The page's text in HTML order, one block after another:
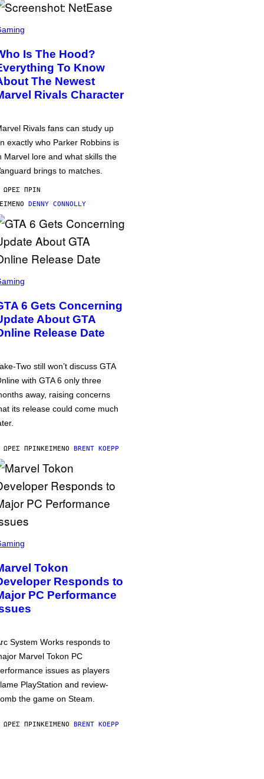
Is The Hood?
To Know
The Newest
Rivals Character
Rivals fans can study up
exactly who Parker Robbins is
Marvel lore and what skills the
brings to matches.
ΏΡΕΣ ΠΡΙΝ
DENNY CONNOLLY
6 Gets Concerning
About GTA
Release Date
Two still won’t discuss GTA
with GTA 6 only three
away, raising concerns
its release could come much
ΏΡΕΣ ΠΡΙΝΚΕΊΜΕΝΟ BRENT KOEPP
Tokon
Responds to
PC Performance
System Works responds to
Marvel Tokon PC
issues as players
PlayStation and review-
the game on Steam.
ΏΡΕΣ ΠΡΙΝΚΕΊΜΕΝΟ BRENT KOEPP